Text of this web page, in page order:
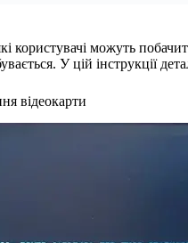
користувачі можуть
У цій інструкції
відеокарти